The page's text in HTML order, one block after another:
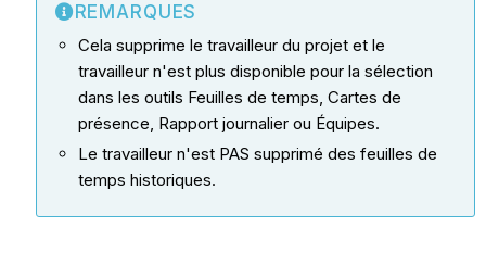
REMARQUES
Cela supprime le travailleur du projet et le
travailleur n'est plus disponible pour la sélection
dans les outils Feuilles de temps, Cartes de
présence, Rapport journalier ou Équipes.
Le travailleur n'est PAS supprimé des feuilles de
temps historiques.